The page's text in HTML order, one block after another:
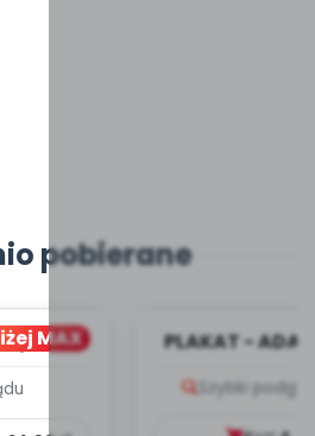
pobierane
MAX
–
PLAKAT -
Szybki